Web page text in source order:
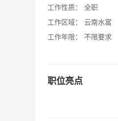
工作性质：
全职
工作区域：
云南水富
工作年限：
不限要求
职位亮点